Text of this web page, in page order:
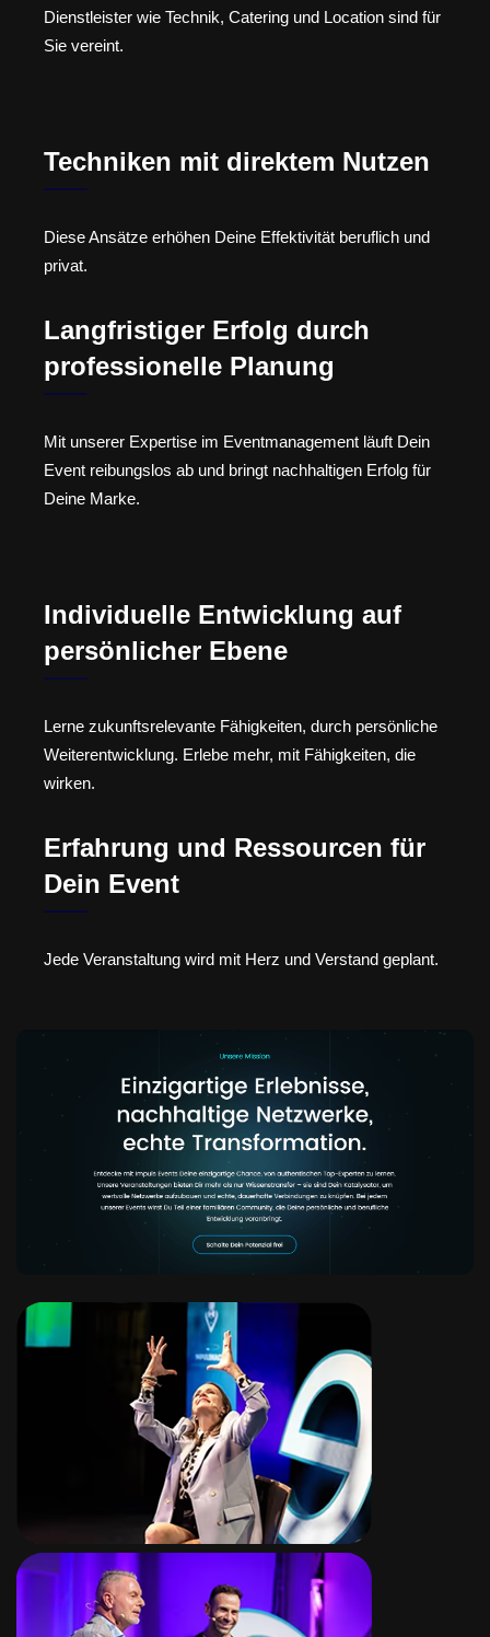
Dienstleister wie Technik, Catering und Location sind für
Sie vereint.
Techniken mit direktem Nutzen
Diese Ansätze erhöhen Deine Effektivität beruflich und
privat.
Langfristiger Erfolg durch
professionelle Planung
Mit unserer Expertise im Eventmanagement läuft Dein
Event reibungslos ab und bringt nachhaltigen Erfolg für
Deine Marke.
Individuelle Entwicklung auf
persönlicher Ebene
Lerne zukunftsrelevante Fähigkeiten, durch persönliche
Weiterentwicklung. Erlebe mehr, mit Fähigkeiten, die
wirken.
Erfahrung und Ressourcen für
Dein Event
Jede Veranstaltung wird mit Herz und Verstand geplant.